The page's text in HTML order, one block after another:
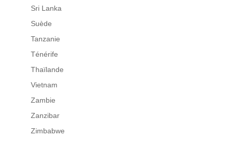
Sri Lanka
Suède
Tanzanie
Ténérife
Thaïlande
Vietnam
Zambie
Zanzibar
Zimbabwe